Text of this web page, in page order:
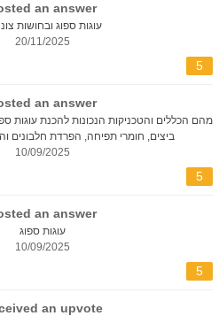
an answer
עוגות ספוג ובחושות
20/11/2025
5
an answer
מהם הכללים והטכניקות הנכונות להכנת עוגות
ביצים, חומרי תפיחה, הפרדת חלבונים
10/09/2025
5
an answer
עוגות ספוג
10/09/2025
5
an upvote